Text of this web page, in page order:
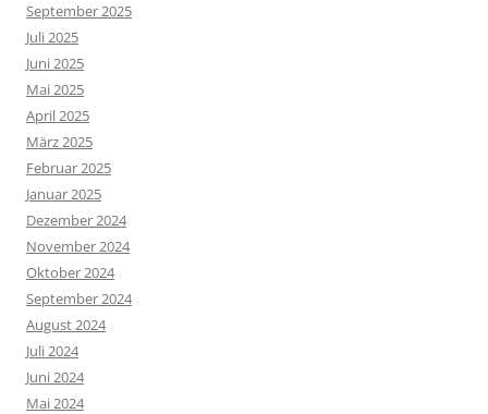
September 2025
Juli 2025
Juni 2025
Mai 2025
April 2025
März 2025
Februar 2025
Januar 2025
Dezember 2024
November 2024
Oktober 2024
September 2024
August 2024
Juli 2024
Juni 2024
Mai 2024